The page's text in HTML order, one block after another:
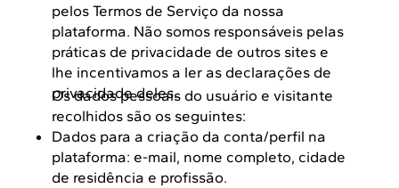
Os dados pessoais do usuário e visitante
recolhidos são os seguintes:
Dados para a criação da conta/perfil na
plataforma: e-mail, nome completo, cidade
de residência e profissão.
pelos Termos de Serviço da nossa
plataforma. Não somos responsáveis pelas
práticas de privacidade de outros sites e
lhe incentivamos a ler as declarações de
privacidade deles.